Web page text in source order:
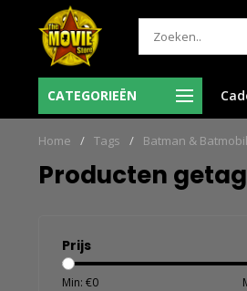
CATEGORIEËN
Verzendkosten NL: € 6,95 en GRATIS
Home / Tags / Batman &
Producten
Prijs
Min: €0